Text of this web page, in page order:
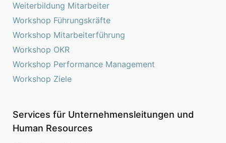
Weiterbildung Mitarbeiter
Workshop Führungskräfte
Workshop Mitarbeiterführung
Workshop OKR
Workshop Performance Management
Workshop Ziele
Services für Unternehmensleitungen und
Human Resources